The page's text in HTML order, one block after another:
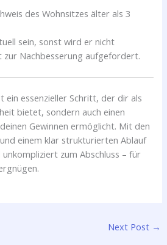
des Wohnsitzes älter als 3
sein, sonst wird er nicht
Nachbesserung aufgefordert.
ein essenzieller Schritt, der dir als
bietet, sondern auch einen
Gewinnen ermöglicht. Mit den
einem klar strukturierten Ablauf
zum Abschluss – für
Next Post →